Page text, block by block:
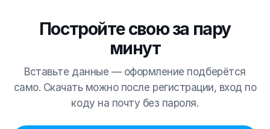
Постройте свою за пару
минут
Вставьте данные — оформление подберётся
само. Скачать можно после регистрации, вход по
коду на почту без пароля.